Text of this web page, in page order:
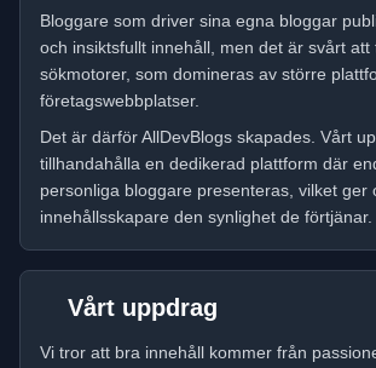
Bloggare som driver sina egna bloggar
och insiktsfullt innehåll, men det är svårt
sökmotorer, som domineras av större
företagswebbplatser.
Det är därför AllDevBlogs skapades. Vårt
tillhandahålla en dedikerad plattform där
personliga bloggare presenteras, vilket ger
innehållsskapare den synlighet de förtjänar.
Vårt uppdrag
Vi tror att bra innehåll kommer från